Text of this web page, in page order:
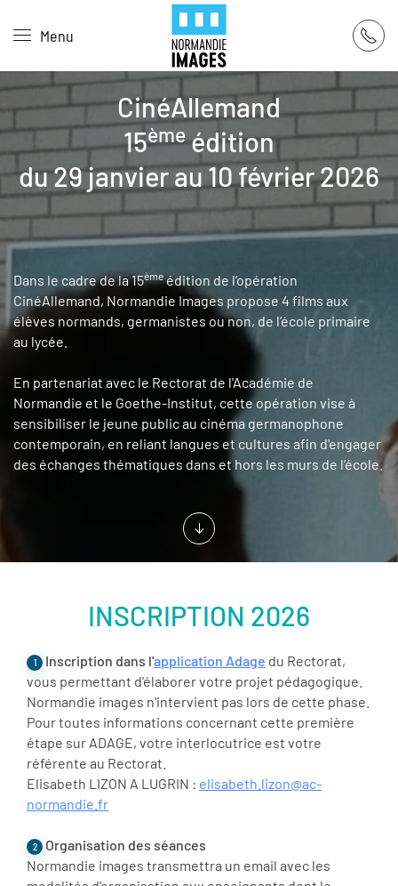
Skip to main content
Menu
CinéAllemand
15èmeédition
du 29 janvier au 10 février 2026
Dans le cadre de la 15èmeédition de l’opération
CinéAllemand, Normandie Images propose 4 films aux
élèves normands, germanistes ou non, de l’école primaire
au lycée.
En partenariat avec le Rectorat de l'Académie de
Normandie et le Goethe-Institut, cette opération vise à
sensibiliser le jeune public au cinéma germanophone
contemporain, en reliant langues et cultures afin d'engager
des échanges thématiques dans et hors les murs de l’école.
INSCRIPTION 2026
1 Inscription dans l'application Adage du Rectorat,
vous permettant d'élaborer votre projet pédagogique.
Normandie images n'intervient pas lors de cette phase.
Pour toutes informations concernant cette première
étape sur ADAGE, votre interlocutrice est votre
référente au Rectorat.
Elisabeth LIZON A LUGRIN : elisabeth.lizon@ac-
normandie.fr
2
Organisation des séances
Normandie images transmettra un email avec les
Panneau de gestion des cookies